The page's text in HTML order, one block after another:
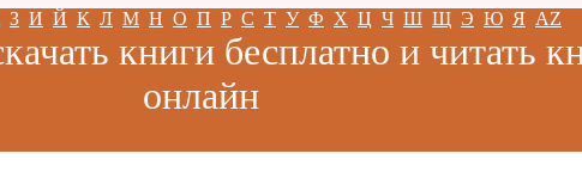
З И Й К Л М Н О П Р С Т У Ф Х Ц Ч Ш Щ Э Ю Я AZ
книги бесплатно и читать
онлайн